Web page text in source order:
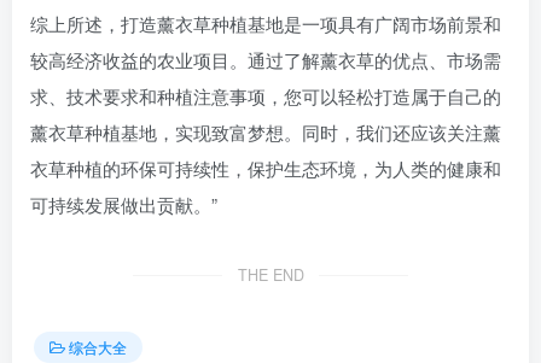
综上所述，打造薰衣草种植基地是一项具有广阔市场前景和
较高经济收益的农业项目。通过了解薰衣草的优点、市场需
求、技术要求和种植注意事项，您可以轻松打造属于自己的
薰衣草种植基地，实现致富梦想。同时，我们还应该关注薰
衣草种植的环保可持续性，保护生态环境，为人类的健康和
可持续发展做出贡献。”
THE END
综合大全